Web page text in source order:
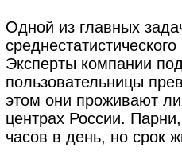
Одной из главных
Эксперты компании
пользовательницы
этом они проживают
центрах России.
часов в день, но срок